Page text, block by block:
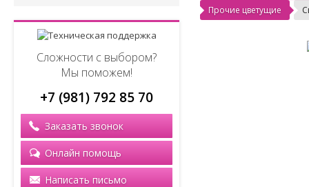
Сложности с выбором?
Мы поможем!
+7 (981) 792 85 70
Заказать звонок
Онлайн помощь
Написать письмо
Прочие цветущие